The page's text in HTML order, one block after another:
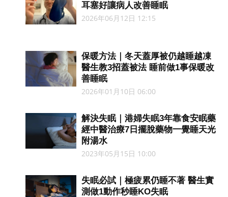
耳塞好讓病人改善睡眠
2026年06月12日 12:15
保暖方法｜冬天蓋厚被仍越睡越凍
醫生教3招蓋被法 睡前做1事保暖改
善睡眠
2026年01月10日 06:00
解決失眠｜港婦失眠3年靠食安眠藥
經中醫治療7日擺脫藥物一覺睡天光
附湯水
2023年05月15日 10:00
失眠必試｜極疲累仍睡不著 醫生實
測做1動作秒睡KO失眠